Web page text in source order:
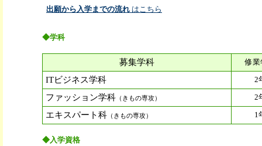
出願から入学までの流れ はこちら
◆学科
募集学科 修業
ITビジネス学科 2
ファッション学科 （きもの専攻） 2
エキスパート科 （きもの専攻） 1
◆入学資格